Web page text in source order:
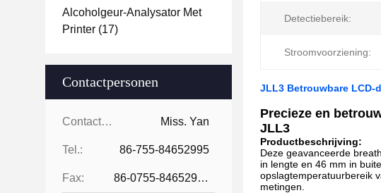
Alcoholgeur-Analysator Met
Printer (17)
Contactpersonen
Contactpersonen: Miss. Yan
Tel.: 86-755-84652995
Fax: 86-0755-84652995
Detectiebereik:
Stroomvoorziening:
JLL3 Betrouwbare
Precieze en
JLL3
Productbeschrijving:
Deze geavanceerde
in lengte en 46 mm in
opslagtemperatuurbereik
metingen.